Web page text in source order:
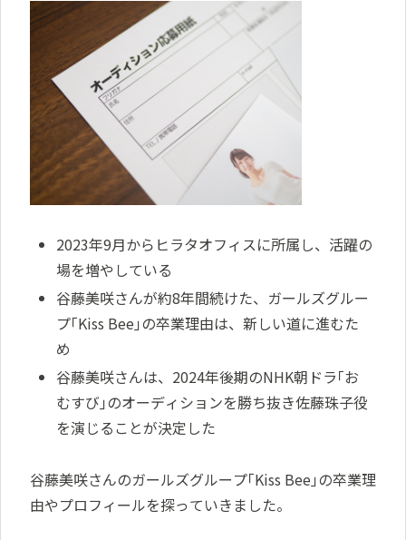
2023年9月からヒラタオフィスに所属し、活躍の
場を増やしている
谷藤美咲さんが約8年間続けた、ガールズグルー
プ｢Kiss Bee｣の卒業理由は、新しい道に進むた
め
谷藤美咲さんは、2024年後期のNHK朝ドラ｢お
むすび｣のオーディションを勝ち抜き佐藤珠子役
を演じることが決定した
谷藤美咲さんのガールズグループ｢Kiss Bee｣の卒業理
由やプロフィールを探っていきました。